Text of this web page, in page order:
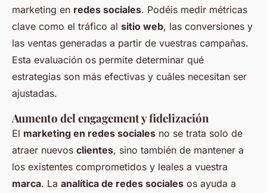
marketing en redes sociales. Podéis medir métricas
clave como el tráfico al sitio web, las conversiones y
las ventas generadas a partir de vuestras campañas.
Esta evaluación os permite determinar qué
estrategias son más efectivas y cuáles necesitan ser
ajustadas.
Aumento del engagement y fidelización
El marketing en redes sociales no se trata solo de
atraer nuevos clientes, sino también de mantener a
los existentes comprometidos y leales a vuestra
marca. La analítica de redes sociales os ayuda a